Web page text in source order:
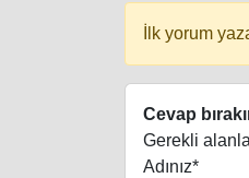
İlk yorum
Cevap
Gerekli
Adınız*